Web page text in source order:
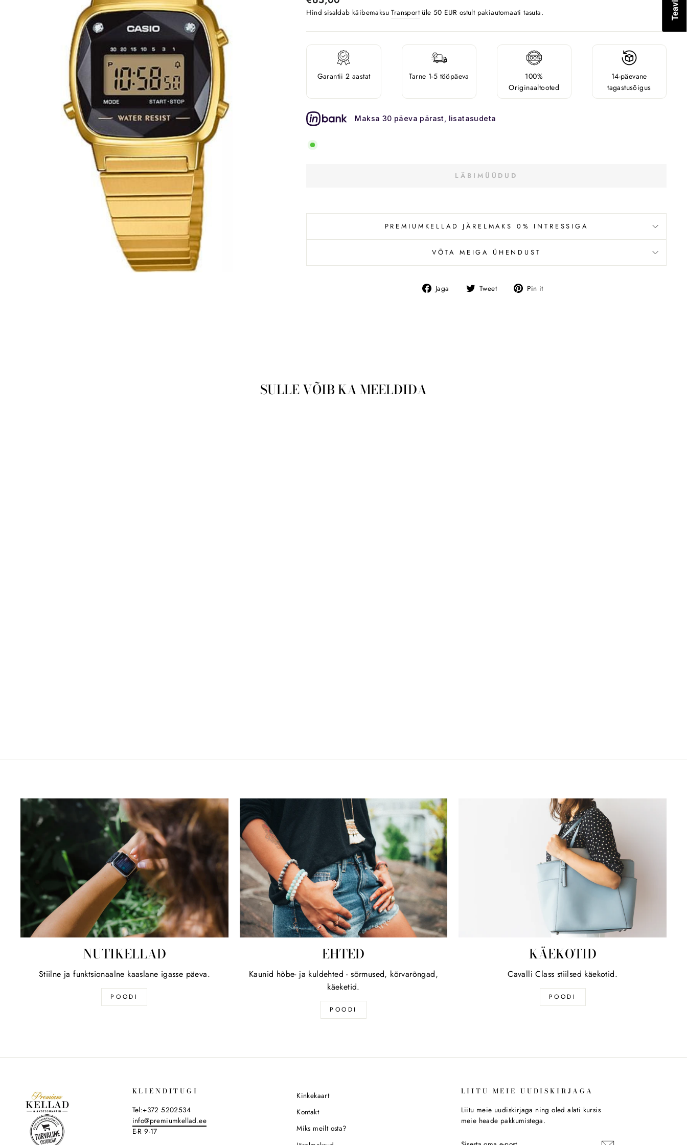
Hind sisaldab käibemaksuTransportüle 50 EUR ostult pakiautomaati tasuta.
Garantii 2 aastat Tarne 1-5 tööpäeva
100%
Originaaltooted
14-päevane
tagastusõigus
Maksa 30 päeva pärast, lisatasudeta
LÄBIMÜÜDUD
PREMIUMKELLAD JÄRELMAKS 0% INTRESSIGA
VÕTA MEIGA ÜHENDUST
Jaga
Jaga
Tweet Tweet Pin it
SULLE VÕIB KA MEELDIDA
NUTIKELLAD
Stiilne ja funktsionaalne kaaslane igasse päeva.
POODI
EHTED
Kaunid hõbe- ja kuldehted - sõrmused, kõrvarõngad,
käeketid.
POODI
KÄEKOTID
Cavalli Class stiilsed käekotid.
POODI
KLIENDITUGI
Tel:+372 5202534
info@premiumkellad.ee
E-R 9-17
Kinkekaart
Kontakt
Miks meilt osta?
LIITU MEIE UUDISKIRJAGA
Liitu meie uudiskirjaga ning oled alati kursis
meie heade pakkumistega.